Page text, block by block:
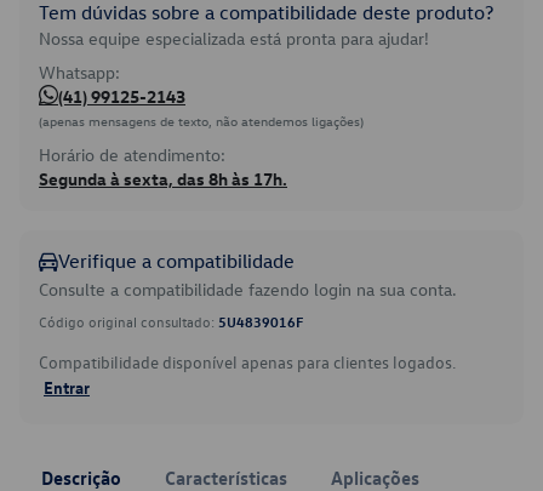
Tem dúvidas sobre a compatibilidade deste produto?
Nossa equipe especializada está pronta para ajudar!
Whatsapp:
(41) 99125-2143
(apenas mensagens de texto, não atendemos ligações)
Horário de atendimento:
Segunda à sexta, das 8h às 17h.
Verifique a compatibilidade
Consulte a compatibilidade fazendo login na sua conta.
Código original consultado: 5U4839016F
Compatibilidade disponível apenas para clientes logados.
Entrar
Descrição Características Aplicações